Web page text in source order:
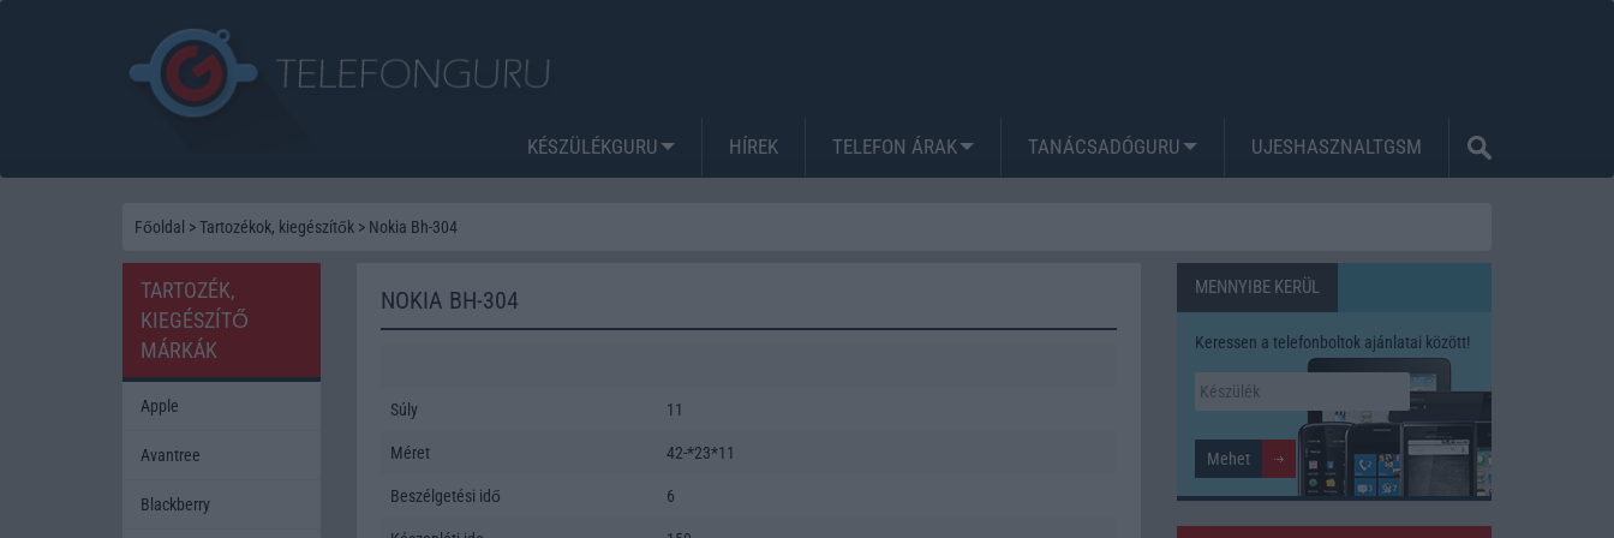
KÉSZÜLÉKGURU HÍREK TELEFON ÁRAK TANÁCSADÓGURU UJESHASZNALTGSM
Főoldal >Tartozékok, kiegészítők > Nokia Bh-304
NOKIA BH-304
Súly 11
Méret 42-*23*11
Beszélgetési idő 6
MENNYIBE KERÜL
Keressen a telefonboltok ajánlatai között!
TARTOZÉK,
KIEGÉSZÍTŐ
MÁRKÁK
Apple
Avantree
Blackberry